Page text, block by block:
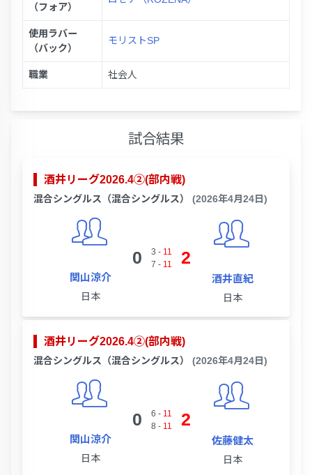
（フォア）
使用ラバー
（バック）
モリストSP
職業 社会人
試合結果
酒井リーグ2026.4②(部内戦)
混合シングルス（混合シングルス） (2026年4月24日)
関山涼介
日本
0 3 - 11
7 - 11 2
酒井直紀
日本
酒井リーグ2026.4②(部内戦)
混合シングルス（混合シングルス） (2026年4月24日)
関山涼介
日本
0 6 - 11
8 - 11 2
佐藤健太
日本